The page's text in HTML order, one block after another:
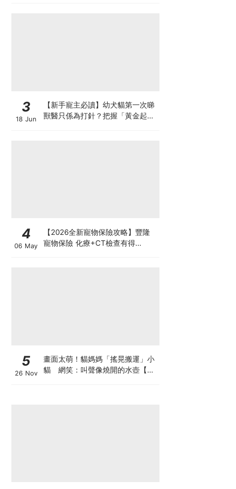
3
18 Jun
【新手寵主必讀】幼犬貓第一次睇
獸醫只係為打針？把握「黃金起跑
4
06 May
【2026全新寵物保險攻略】豐隆
寵物保險 化療+CT檢查有得
5
26 Nov
畫面太萌！貓媽媽「搖晃搬運」小
貓 網笑：叫聲像燒開的水壺【有